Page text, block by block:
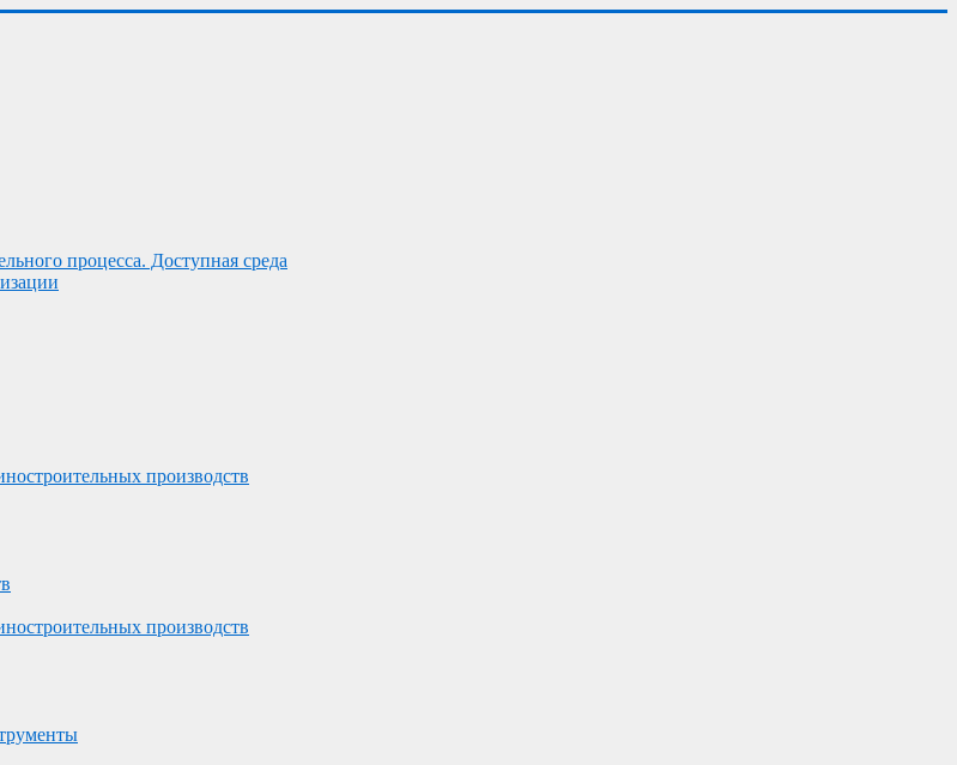
процесса. Доступная среда
производств
производств